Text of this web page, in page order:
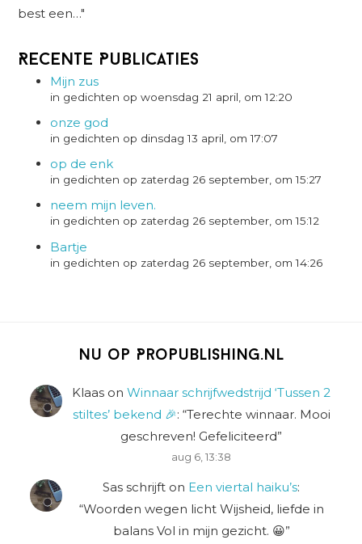
best een…"
Recente Publicaties
Mijn zus
in gedichten op woensdag 21 april, om 12:20
onze god
in gedichten op dinsdag 13 april, om 17:07
op de enk
in gedichten op zaterdag 26 september, om 15:27
neem mijn leven.
in gedichten op zaterdag 26 september, om 15:12
Bartje
in gedichten op zaterdag 26 september, om 14:26
Nu op Propublishing.nl
Klaas on Winnaar schrijfwedstrijd ‘Tussen 2
stiltes’ bekend 🎉: “Terechte winnaar. Mooi
geschreven! Gefeliciteerd”
aug 6, 13:38
Sas schrijft on Een viertal haiku’s:
“Woorden wegen licht Wijsheid, liefde in
balans Vol in mijn gezicht. 😀”